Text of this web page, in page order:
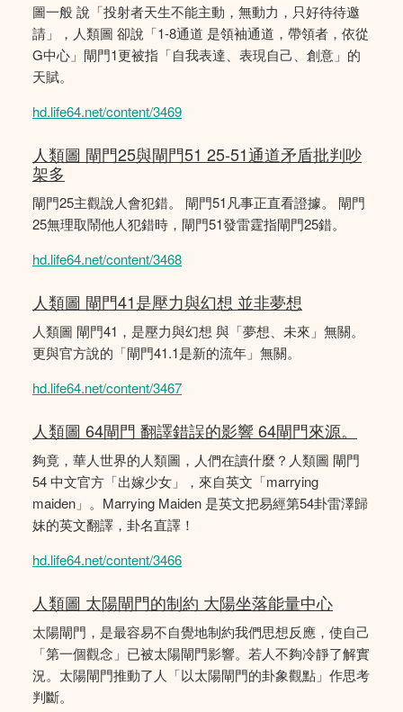
圖一般 說「投射者天生不能主動，無動力，只好待待邀
請」，人類圖 卻說「1-8通道 是領袖通道，帶領者，依從
G中心」閘門1更被指「自我表達、表現自己、創意」的
天賦。
hd.life64.net/content/3469
人類圖 閘門25與閘門51 25-51通道矛盾批判吵
架多
閘門25主觀說人會犯錯。 閘門51凡事正直看證據。 閘門
25無理取鬧他人犯錯時，閘門51發雷霆指閘門25錯。
hd.life64.net/content/3468
人類圖 閘門41是壓力與幻想 並非夢想
人類圖 閘門41，是壓力與幻想 與「夢想、未來」無關。
更與官方說的「閘門41.1是新的流年」無關。
hd.life64.net/content/3467
人類圖 64閘門 翻譯錯誤的影響 64閘門來源。
夠竟，華人世界的人類圖，人們在讀什麼？人類圖 閘門
54 中文官方「出嫁少女」，來自英文「marrying
maiden」。Marrying Maiden 是英文把易經第54卦雷澤歸
妹的英文翻譯，卦名直譯！
hd.life64.net/content/3466
人類圖 太陽閘門的制約 大陽坐落能量中心
太陽閘門，是最容易不自覺地制約我們思想反應，使自己
「第一個觀念」已被太陽閘門影響。若人不夠冷靜了解實
況。太陽閘門推動了人「以太陽閘門的卦象觀點」作思考
判斷。